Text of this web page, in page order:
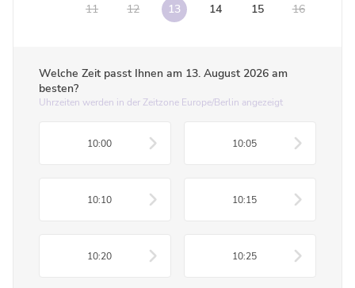
11 12 13 14 15 16
Welche Zeit passt Ihnen am 13. August 2026 am
besten?
Uhrzeiten werden in der Zeitzone Europe/Berlin angezeigt
10:00 10:05
10:10 10:15
10:20 10:25